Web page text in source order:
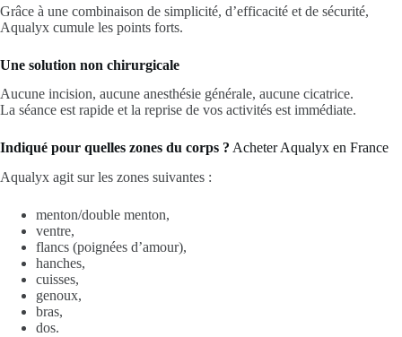
Grâce à une combinaison de simplicité, d’efficacité et de sécurité,
Aqualyx cumule les points forts.
Une solution non chirurgicale
Aucune incision, aucune anesthésie générale, aucune cicatrice.
La séance est rapide et la reprise de vos activités est immédiate.
Indiqué pour quelles zones du corps ? Acheter Aqualyx en France
Aqualyx agit sur les zones suivantes :
menton/double menton,
ventre,
flancs (poignées d’amour),
hanches,
cuisses,
genoux,
bras,
dos.